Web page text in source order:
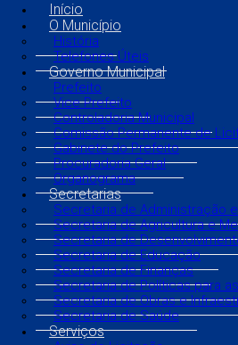
Início
O Município
História
Telefones Úteis
Governo Municipal
Prefeito
Vice Prefeito
Controladoria Municipal
Comissão Permanente de
Gabinete do Prefeito
Procuradoria Geral
Organograma
Secretarias
Secretaria de Administração
Secretaria de Agricultura e
Secretaria de
Secretaria de Educação
Secretaria de Finanças
Secretaria de Políticas para
Secretaria de Obras e
Secretaria de Saúde
Serviços